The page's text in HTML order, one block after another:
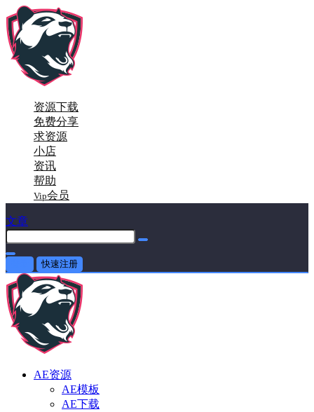
资源下载
免费分享
求资源
小店
资讯
帮助
Vip会员
文章
快速注册
AE资源
AE模板
AE下载